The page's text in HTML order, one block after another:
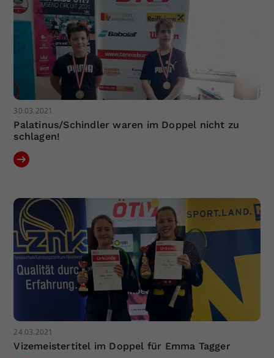
30.03.2021
Palatinus/Schindler waren im Doppel nicht zu
schlagen!
24.03.2021
Vizemeistertitel im Doppel für Emma Tagger